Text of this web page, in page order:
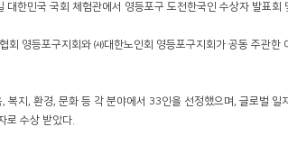
한민국 국회 체험관에서 영등포구 도전한국인 수상자 발표회
회 영등포구지회와 ㈔대한노인회 영등포구지회가 공동 주관
복지, 환경, 문화 등 각 분야에서 33인을 선정했으며, 글로벌
로 수상 받았다.